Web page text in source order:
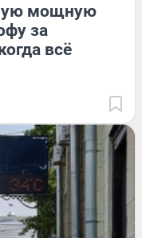
мощную
за
всё